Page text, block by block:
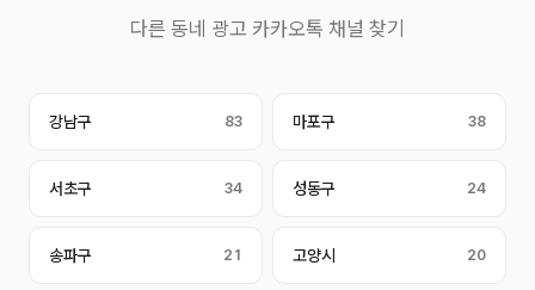
다른 동네 광고 카카오톡 채널 찾기
강남구 83 마포구 38
서초구 34 성동구 24
송파구 21 고양시 20